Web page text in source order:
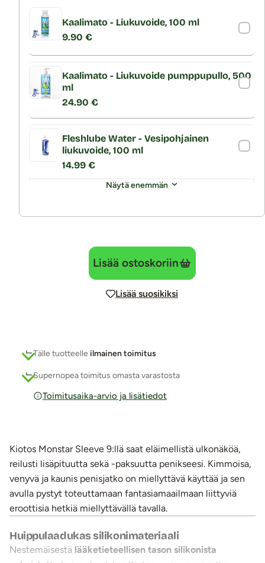
Kaalimato - Liukuvoide, 100 ml
9.90 €
Kaalimato - Liukuvoide pumppupullo, 500
ml
24.90 €
Fleshlube Water - Vesipohjainen
liukuvoide, 100 ml
14.99 €
Näytä enemmän
Lisää ostoskoriin
Lisää suosikiksi
Tälle tuotteelle ilmainen toimitus
Supernopea toimitus omasta varastosta
Toimitusaika-arvio ja lisätiedot
Kiotos Monstar Sleeve 9:llä saat eläimellistä ulkonäköä,
reilusti lisäpituutta sekä -paksuutta penikseesi. Kimmoisa,
venyvä ja kaunis penisjatko on miellyttävä käyttää ja sen
avulla pystyt toteuttamaan fantasiamaailmaan liittyviä
eroottisia hetkiä miellyttävällä tavalla.
Huippulaadukas silikonimateriaali
Nestemäisestä lääketieteellisen tason silikonista